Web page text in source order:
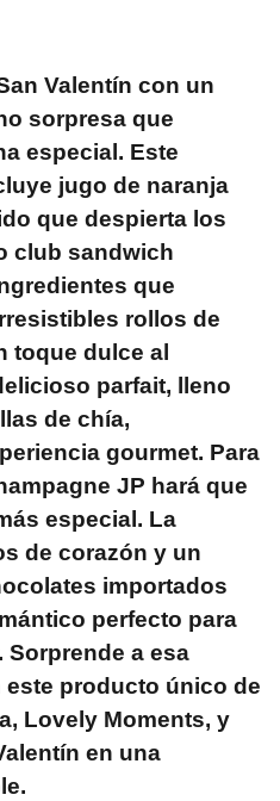
Valentín con un
sorpresa que
especial. Este
jugo de naranja
que despierta los
club sandwich
que
rollos de
toque dulce al
parfait, lleno
de chía,
gourmet. Para
JP hará que
especial. La
de corazón y un
importados
perfecto para
Sorprende a esa
producto único de
, Lovely Moments, y
en una